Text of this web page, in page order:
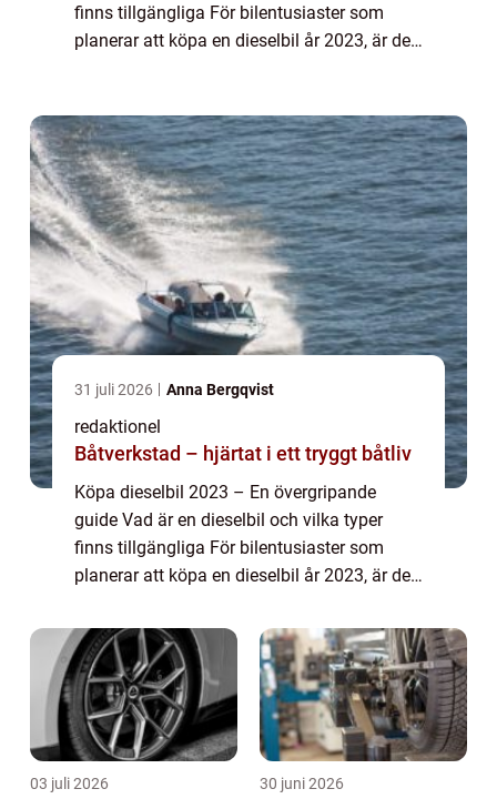
finns tillgängliga För bilentusiaster som
planerar att köpa en dieselbil år 2023, är det
31 juli 2026 Anna Bergqvist
redaktionel
Båtverkstad – hjärtat i ett tryggt båtliv
Köpa dieselbil 2023 – En övergripande
guide Vad är en dieselbil och vilka typer
finns tillgängliga För bilentusiaster som
planerar att köpa en dieselbil år 2023, är det
marknaden för att fatta informerade be...
03 juli 2026 30 juni 2026